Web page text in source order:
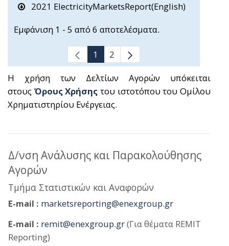
2021 ElectricityMarketsReport(English)
Εμφάνιση 1 - 5 από 6 αποτελέσματα.
1 2
Η χρήση των Δελτίων Αγορών υπόκειται
στους Όρους Χρήσης του ιστοτόπου του Ομίλου
Χρηματιστηρίου Ενέργειας.
Δ/νση Ανάλυσης και Παρακολούθησης
Αγορών
Τμήμα Στατιστικών και Αναφορών
E-mail : marketsreporting@enexgroup.gr
E-mail : remit@enexgroup.gr(Για θέματα REMIT
Reporting)